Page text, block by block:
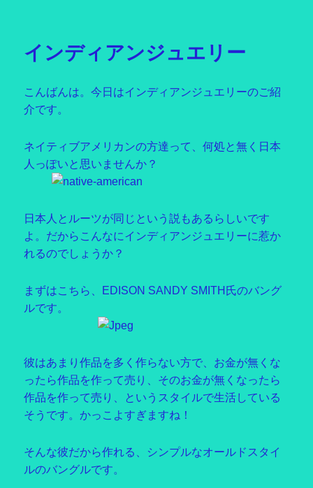
ー
インディアンジュエリー
こんばんは。今日はインディアンジュエリーのご紹
介です。
ネイティブアメリカンの方達って、何処と無く日本
人っぽいと思いませんか？
日本人とルーツが同じという説もあるらしいです
よ。だからこんなにインディアンジュエリーに惹か
れるのでしょうか？
まずはこちら、EDISON SANDY SMITH氏のバング
ルです。
彼はあまり作品を多く作らない方で、お金が無くな
ったら作品を作って売り、そのお金が無くなったら
作品を作って売り、というスタイルで生活している
そうです。かっこよすぎますね！
そんな彼だから作れる、シンプルなオールドスタイ
ルのバングルです。